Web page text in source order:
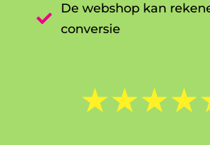

De webshop kan
conversie
☆☆☆☆